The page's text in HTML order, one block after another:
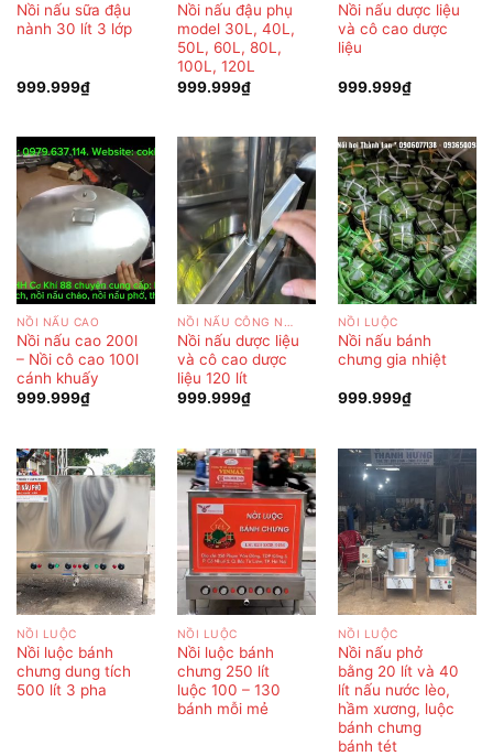
Nồi nấu sữa đậu
nành 30 lít 3 lớp
999.999₫
Nồi nấu đậu phụ
model 30L, 40L,
50L, 60L, 80L,
100L, 120L
999.999₫
Nồi nấu dược liệu
và cô cao dược
liệu
999.999₫
NỒI NẤU CAO
Nồi nấu cao 200l
– Nồi cô cao 100l
cánh khuấy
999.999₫
Nồi nấu dược liệu
và cô cao dược
liệu 120 lít
999.999₫
NỒI LUỘC
Nồi nấu bánh
chưng gia nhiệt
999.999₫
NỒI LUỘC
Nồi luộc bánh
chưng dung tích
500 lít 3 pha
NỒI LUỘC
Nồi luộc bánh
chưng 250 lít
luộc 100 – 130
bánh mỗi mẻ
NỒI LUỘC
Nồi nấu phở
bằng 20 lít và 40
lít nấu nước lèo,
hầm xương, luộc
bánh chưng
bánh tét